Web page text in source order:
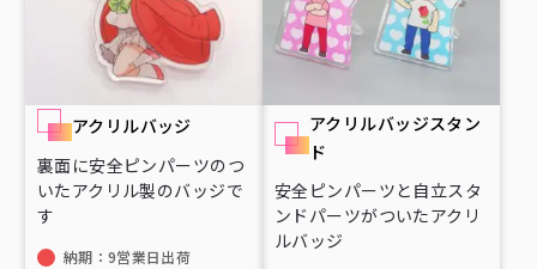
アクリルバッジ
裏面に安全ピンパーツのつ
いたアクリル製のバッジで
す
納期：9営業日出荷
アクリルバッジスタン
ド
安全ピンパーツと自立スタ
ンドパーツがついたアクリ
ルバッジ